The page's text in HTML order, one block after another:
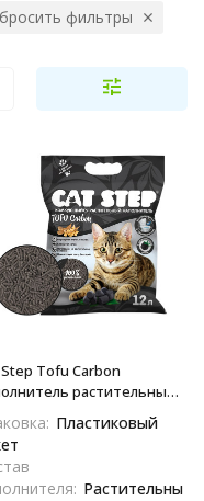
фильтры
Tofu Carbon
растительный
туалета с
углем, без
- 12 л
Пластиковый
Растительный